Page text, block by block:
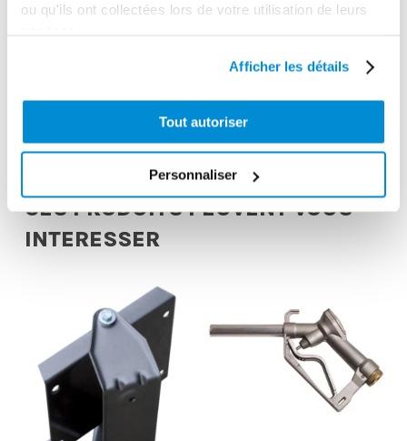
ou qu'ils ont collectées lors de votre utilisation de leurs
Afficher les détails
Tout autoriser
Personnaliser
Gamme tarifaire
3284660415245
CES PRODUITS PEUVENT VOUS
INTERESSER